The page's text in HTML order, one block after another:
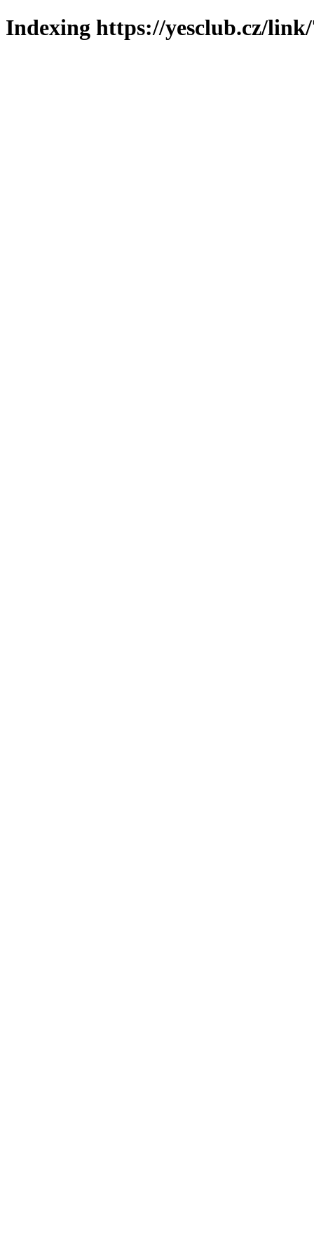
Indexing https://yesclub.cz/link/